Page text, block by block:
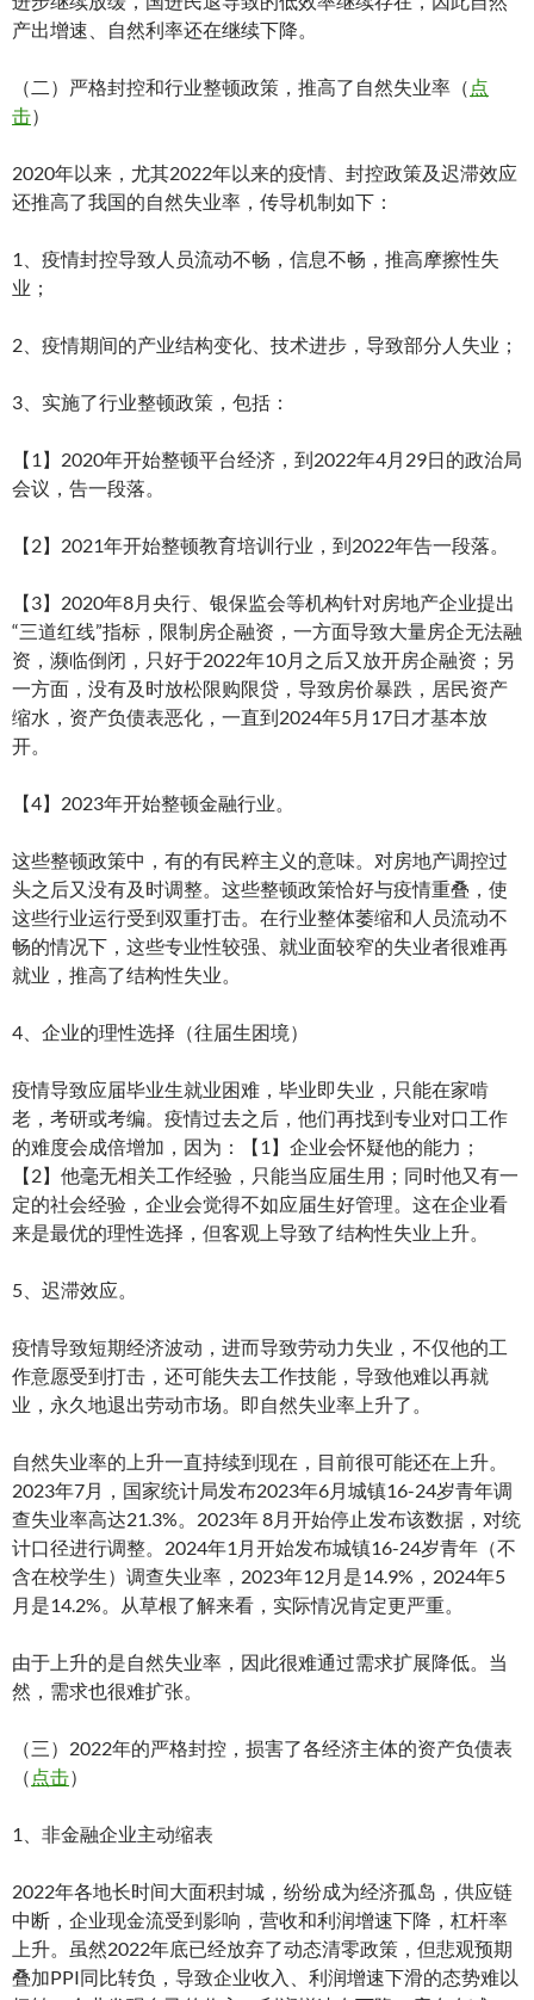
产出增速、自然利率还在继续下降。
（二）严格封控和行业整顿政策，推高了自然失业率（ 点
击）
2020年以来，尤其2022年以来的疫情、封控政策及迟滞效应
还推高了我国的自然失业率，传导机制如下：
1、疫情封控导致人员流动不畅，信息不畅，推高摩擦性失
业；
2、疫情期间的产业结构变化、技术进步，导致部分人失业；
3、实施了行业整顿政策，包括：
【1】2020年开始整顿平台经济，到2022年4月29日的政治局
会议，告一段落。
【2】2021年开始整顿教育培训行业，到2022年告一段落。
【3】2020年8月央行、银保监会等机构针对房地产企业提出
“三道红线”指标，限制房企融资，一方面导致大量房企无法融
资，濒临倒闭，只好于2022年10月之后又放开房企融资；另
一方面，没有及时放松限购限贷，导致房价暴跌，居民资产
缩水，资产负债表恶化，一直到2024年5月17日才基本放
开。
【4】2023年开始整顿金融行业。
这些整顿政策中，有的有民粹主义的意味。对房地产调控过
头之后又没有及时调整。这些整顿政策恰好与疫情重叠，使
这些行业运行受到双重打击。在行业整体萎缩和人员流动不
畅的情况下，这些专业性较强、就业面较窄的失业者很难再
就业，推高了结构性失业。
4、企业的理性选择（往届生困境）
疫情导致应届毕业生就业困难，毕业即失业，只能在家啃
老，考研或考编。疫情过去之后，他们再找到专业对口工作
的难度会成倍增加，因为：【1】企业会怀疑他的能力；
【2】他毫无相关工作经验，只能当应届生用；同时他又有一
定的社会经验，企业会觉得不如应届生好管理。这在企业看
来是最优的理性选择，但客观上导致了结构性失业上升。
5、迟滞效应。
疫情导致短期经济波动，进而导致劳动力失业，不仅他的工
作意愿受到打击，还可能失去工作技能，导致他难以再就
业，永久地退出劳动市场。即自然失业率上升了。
自然失业率的上升一直持续到现在，目前很可能还在上升。
2023年7月，国家统计局发布2023年6月城镇16-24岁青年调
查失业率高达21.3%。2023年 8月开始停止发布该数据，对统
计口径进行调整。2024年1月开始发布城镇16-24岁青年（不
含在校学生）调查失业率，2023年12月是14.9%，2024年5
月是14.2%。从草根了解来看，实际情况肯定更严重。
由于上升的是自然失业率，因此很难通过需求扩展降低。当
然，需求也很难扩张。
（三）2022年的严格封控，损害了各经济主体的资产负债表
（ 点击）
1、非金融企业主动缩表
2022年各地长时间大面积封城，纷纷成为经济孤岛，供应链
中断，企业现金流受到影响，营收和利润增速下降，杠杆率
上升。虽然2022年底已经放弃了动态清零政策，但悲观预期
叠加PPI同比转负，导致企业收入、利润增速下滑的态势难以